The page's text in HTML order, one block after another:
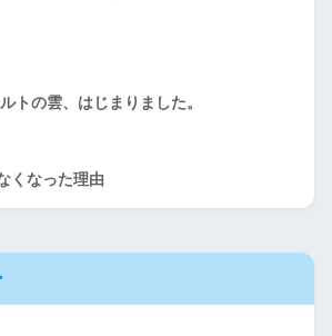
トの雲、はじまりました。
くなった理由